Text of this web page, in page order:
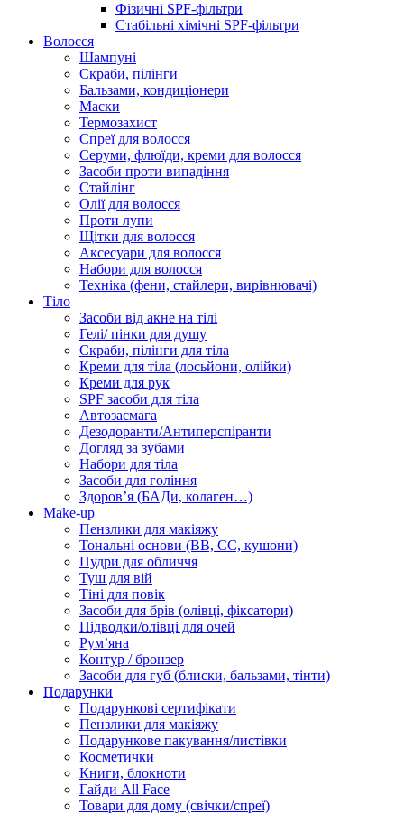
Фізичні SPF-фільтри
Стабільні хімічні SPF-фільтри
Волосся
Шампуні
Скраби, пілінги
Бальзами, кондиціонери
Маски
Термозахист
Спреї для волосся
Серуми, флюїди, креми для волосся
Засоби проти випадіння
Стайлінг
Олії для волосся
Проти лупи
Щітки для волосся
Аксесуари для волосся
Набори для волосся
Техніка (фени, стайлери, вирівнювачі)
Тіло
Засоби від акне на тілі
Гелі/ пінки для душу
Скраби, пілінги для тіла
Креми для тіла (лосьйони, олійки)
Креми для рук
SPF засоби для тіла
Автозасмага
Дезодоранти/Антиперспіранти
Догляд за зубами
Набори для тіла
Засоби для гоління
Здоровʼя (БАДи, колаген…)
Make-up
Пензлики для макіяжу
Тональні основи (BB, CC, кушони)
Пудри для обличчя
Туш для вій
Тіні для повік
Засоби для брів (олівці, фіксатори)
Підводки/олівці для очей
Румʼяна
Контур / бронзер
Засоби для губ (блиски, бальзами, тінти)
Подарунки
Подарункові сертифікати
Пензлики для макіяжу
Подарункове пакування/листівки
Косметички
Книги, блокноти
Гайди All Face
Товари для дому (свічки/спреї)